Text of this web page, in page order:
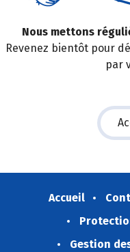
Nous mettons
Revenez bientôt pour
par
Accueil
Gestion